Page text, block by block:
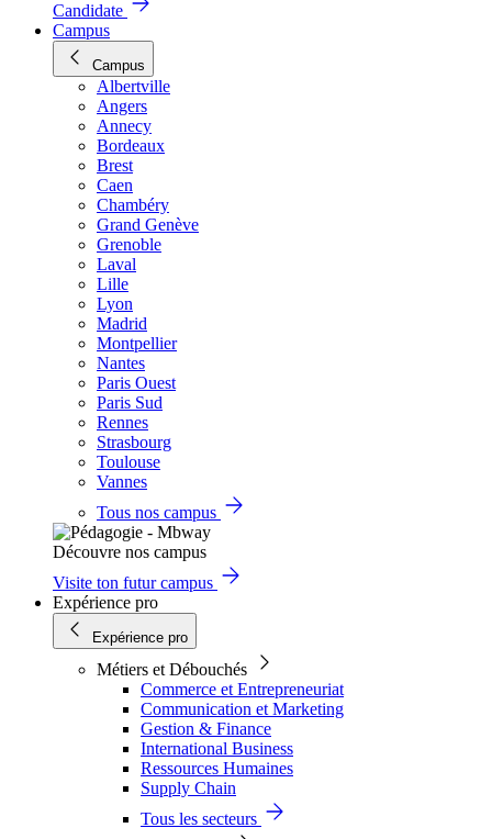
Candidate
Campus
Campus
Albertville
Angers
Annecy
Bordeaux
Brest
Caen
Chambéry
Grand Genève
Grenoble
Laval
Lille
Lyon
Madrid
Montpellier
Nantes
Paris Ouest
Paris Sud
Rennes
Strasbourg
Toulouse
Vannes
Tous nos campus
Découvre nos campus
Visite ton futur campus
Expérience pro
Expérience pro
Métiers et Débouchés
Commerce et Entrepreneuriat
Communication et Marketing
Gestion & Finance
International Business
Ressources Humaines
Supply Chain
Tous les secteurs